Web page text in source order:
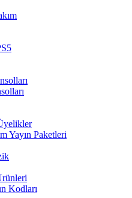
Yayın Paketleri
Kodları